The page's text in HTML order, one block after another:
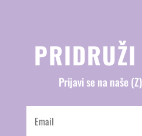
Prijavi se na naše